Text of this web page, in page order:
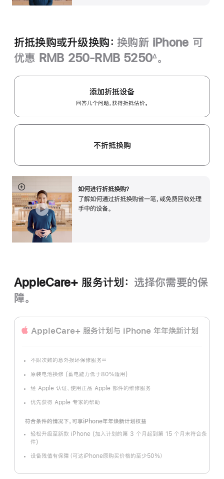
折抵换购或升级换购： 换购新 iPhone 可
优惠 RMB 250-RMB 5250
注
∆。
添加折抵设备
回答几个问题，获得折抵估价。
不折抵换购
如何进行折抵换购？
了解如何通过折抵换购省一笔，或免费回收处理
手中的设备。
展
开
AppleCare+ 服务计划： 选择你需要的保
障。
AppleCare+ 服务计划 与 iPhone 年年焕新计划
不限次数的意外损坏保修服务∆∆
原装电池换修 (蓄电能力低于80%适用)
经 Apple 认证、使用正品 Apple 部件的维修服务
优先获得 Apple 专家的帮助
符合条件的情况下，可享iPhone年年焕新计划权益
轻松升级至新款 iPhone (加入计划的第 3 个月起到第 15 个月末符合条
件)
设备残值有保障（可达iPhone原购买价格的至少50%）